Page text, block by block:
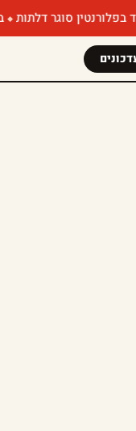
סוגר דלתות במבה